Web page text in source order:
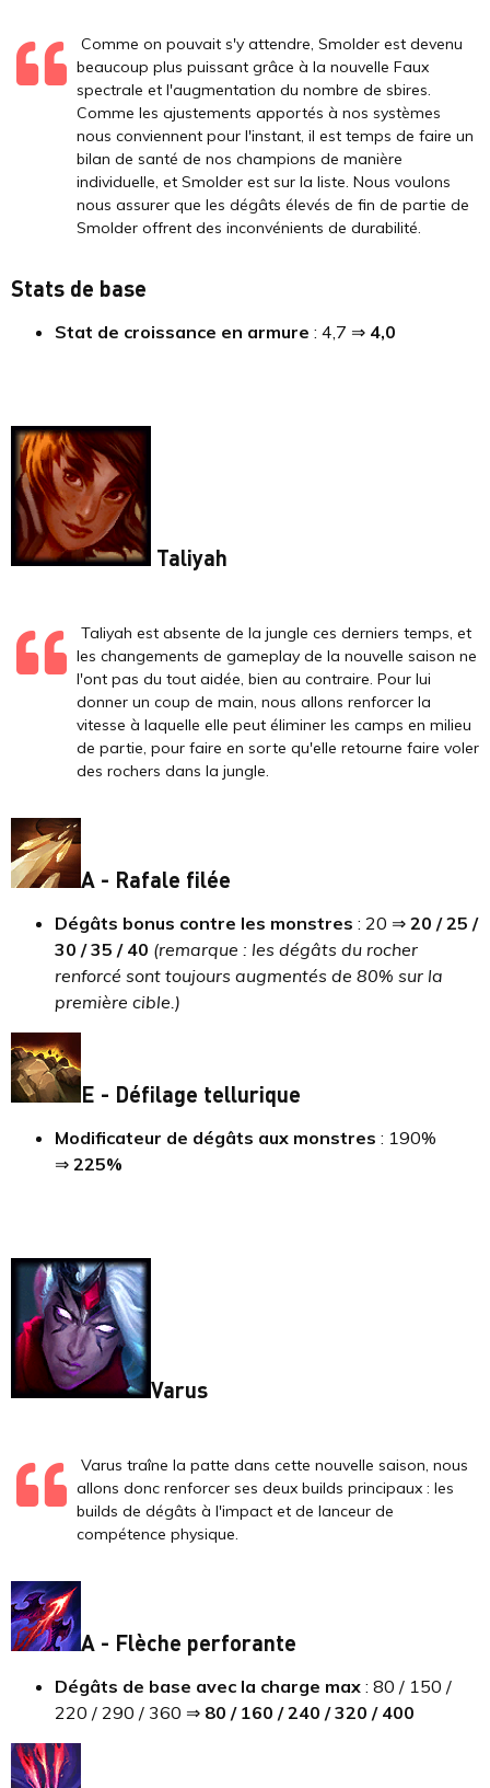
Comme on pouvait s'y attendre, Smolder est devenu
beaucoup plus puissant grâce à la nouvelle Faux
spectrale et l'augmentation du nombre de sbires.
Comme les ajustements apportés à nos systèmes
nous conviennent pour l'instant, il est temps de faire un
bilan de santé de nos champions de manière
individuelle, et Smolder est sur la liste. Nous voulons
nous assurer que les dégâts élevés de fin de partie de
Smolder offrent des inconvénients de durabilité.
Stats de base
Stat de croissance en armure : 4,7 ⇒ 4,0
Taliyah
Taliyah est absente de la jungle ces derniers temps, et
les changements de gameplay de la nouvelle saison ne
l'ont pas du tout aidée, bien au contraire. Pour lui
donner un coup de main, nous allons renforcer la
vitesse à laquelle elle peut éliminer les camps en milieu
de partie, pour faire en sorte qu'elle retourne faire voler
des rochers dans la jungle.
A - Rafale filée
Dégâts bonus contre les monstres : 20 ⇒ 20 / 25 /
30 / 35 / 40 (remarque : les dégâts du rocher
renforcé sont toujours augmentés de 80% sur la
première cible.)
E - Défilage tellurique
Modificateur de dégâts aux monstres : 190%
⇒ 225%
Varus
Varus traîne la patte dans cette nouvelle saison, nous
allons donc renforcer ses deux builds principaux : les
builds de dégâts à l'impact et de lanceur de
compétence physique.
A - Flèche perforante
Dégâts de base avec la charge max : 80 / 150 /
220 / 290 / 360 ⇒ 80 / 160 / 240 / 320 / 400